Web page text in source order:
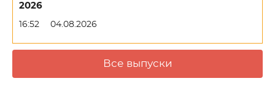
2026
16:52 04.08.2026
Все выпуски